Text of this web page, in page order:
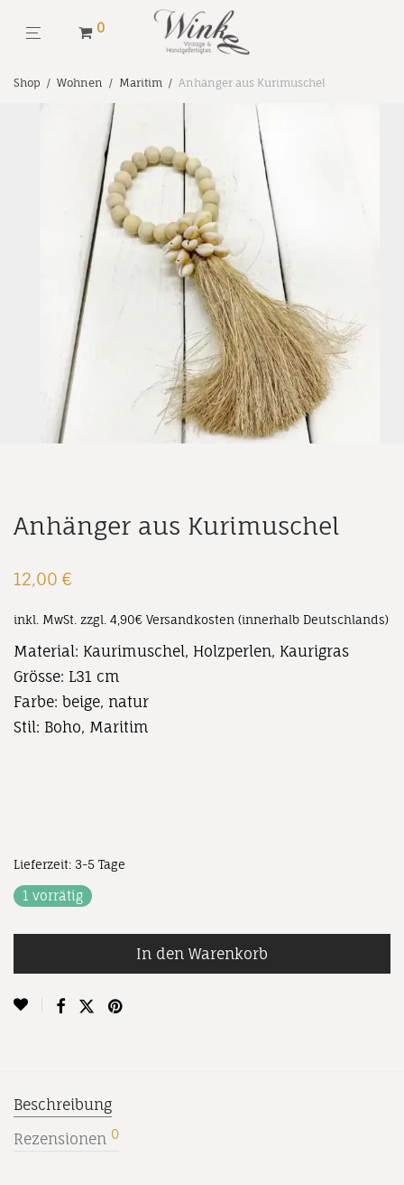
0
Shop / Wohnen / Maritim / Anhänger aus Kurimuschel
Anhänger aus Kurimuschel
12,00 €
inkl. MwSt. zzgl. 4,90€ Versandkosten (innerhalb Deutschlands)
Material: Kaurimuschel, Holzperlen, Kaurigras
Grösse: L31 cm
Farbe: beige, natur
Stil: Boho, Maritim
Lieferzeit: 3-5 Tage
1 vorrätig
In den Warenkorb
Beschreibung
Rezensionen 0